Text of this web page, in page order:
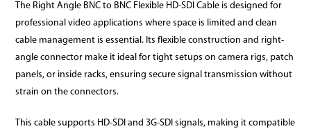
The Right Angle BNC to BNC Flexible HD-SDI Cable is designed for
professional video applications where space is limited and clean
cable management is essential. Its flexible construction and right-
angle connector make it ideal for tight setups on camera rigs, patch
panels, or inside racks, ensuring secure signal transmission without
strain on the connectors.
This cable supports HD-SDI and 3G-SDI signals, making it compatible